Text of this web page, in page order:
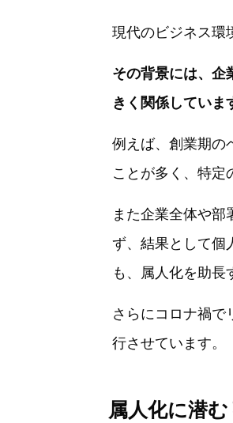
現代のビジネス環
その背景には、企
きく関係していま
例えば、創業期の
ことが多く、特定
また企業全体や
ず、結果として個
も、属人化を助長
さらにコロナ禍で
行させています。
属人化に潜